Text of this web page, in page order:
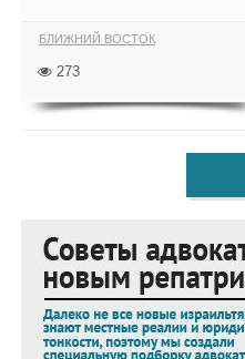
БЛИЖНИЙ ВОСТОК
273